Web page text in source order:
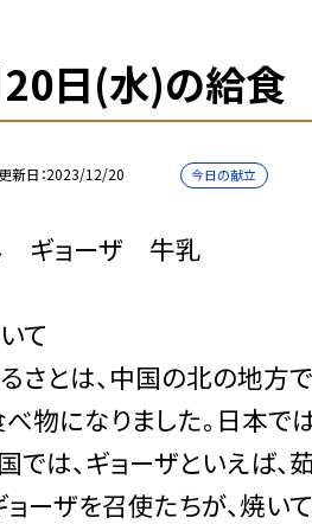
日(水)の給食
更新日 2023/12/20 今日の献立
ギョーザ 牛乳
て
さとは、中国の北の地方で
物になりました。日本で
国では、ギョーザといえ
ョーザを召使たちが、焼